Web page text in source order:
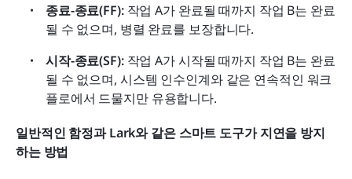
종료-종료(FF): 작업 A가 완료될 때까지 작업 B는 완료
될 수 없으며, 병렬 완료를 보장합니다.
시작-종료(SF): 작업 A가 시작될 때까지 작업 B는 완료
될 수 없으며, 시스템 인수인계와 같은 연속적인 워크
플로에서 드물지만 유용합니다.
일반적인 함정과 Lark와 같은 스마트 도구가 지연을 방지
하는 방법